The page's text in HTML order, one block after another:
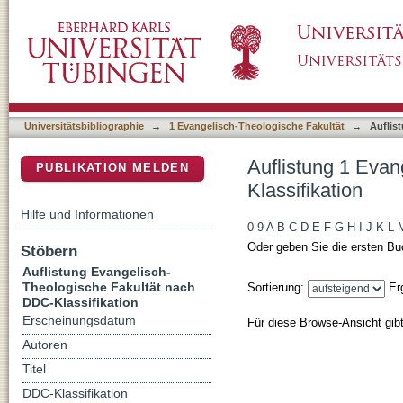
Universitätsbibliographie → 1 Evangelisch-Theologische Fakultät →
Auflistung 1
Klassifikation
0-9 A B C D E F G H J K L
Oder geben Sie die ersten
Sortierung:
Für diese Browse-Ansicht
PUBLIKATION MELDEN
Hilfe und Informationen
Stöbern
Auflistung Evangelisch-
Theologische Fakultät nach
DDC-Klassifikation
Erscheinungsdatum
Autoren
Titel
DDC-Klassifikation